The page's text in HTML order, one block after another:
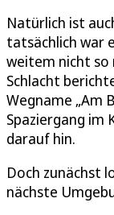
Natürlich ist
tatsächlich war
weitem nicht so
Schlacht
Wegname „Am
Spaziergang im
darauf hin.
Doch zunächst
nächste